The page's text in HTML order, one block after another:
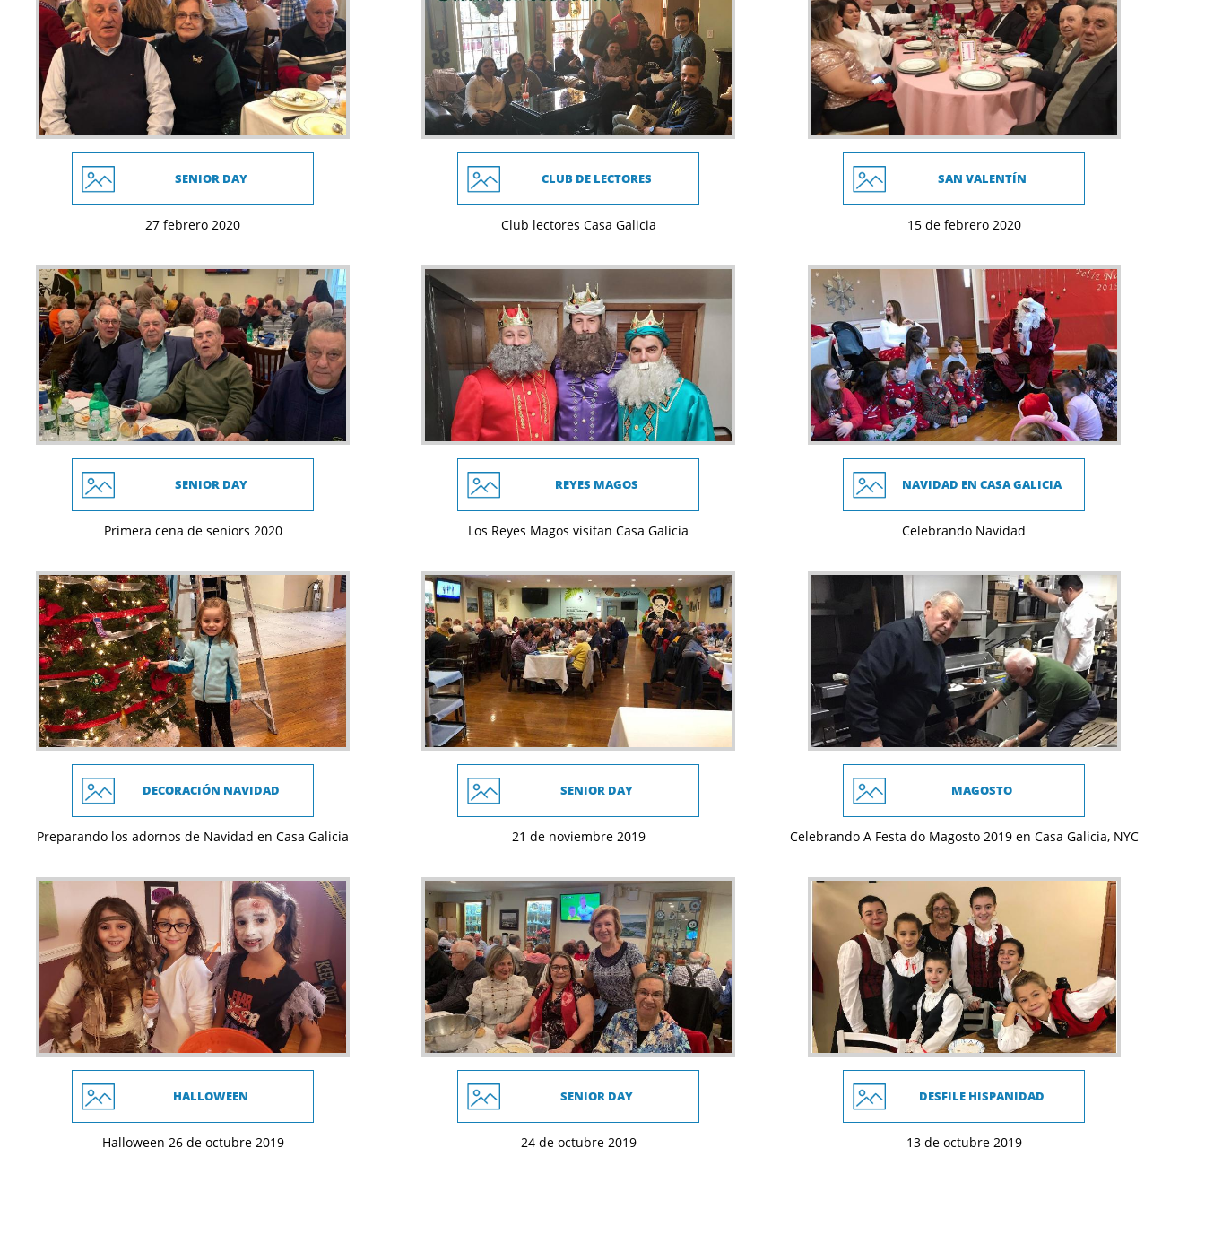
SENIOR DAY
27 febrero 2020
CLUB DE LECTORES
Club lectores Casa Galicia
SAN VALENTÍ­N
15 de febrero 2020
SENIOR DAY
Primera cena de seniors 2020
REYES MAGOS
Los Reyes Magos visitan Casa Galicia
NAVIDAD EN CASA GALICIA
Celebrando Navidad
DECORACIÓN NAVIDAD
Preparando los adornos de Navidad en Casa Galicia
SENIOR DAY
21 de noviembre 2019
MAGOSTO
Celebrando A Festa do Magosto 2019 en Casa Galicia, NYC
HALLOWEEN
Halloween 26 de octubre 2019
SENIOR DAY
24 de octubre 2019
DESFILE HISPANIDAD
13 de octubre 2019